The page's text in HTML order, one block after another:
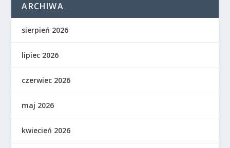
ARCHIWA
sierpień 2026
lipiec 2026
czerwiec 2026
maj 2026
kwiecień 2026